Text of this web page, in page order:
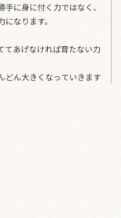
に身に付く力ではなく、
なります。
あげなければ育たない力
どん大きくなっていきます